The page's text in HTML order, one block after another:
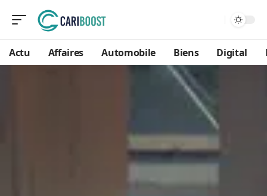
Actu Affaires Automobile Biens Digital